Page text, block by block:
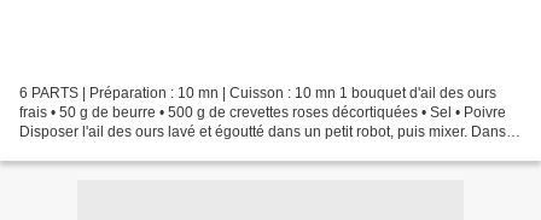
6 PARTS | Préparation : 10 mn | Cuisson : 10 mn 1 bouquet d'ail des ours
frais • 50 g de beurre • 500 g de crevettes roses décortiquées • Sel • Poivre
Disposer l'ail des ours lavé et égoutté dans un petit robot, puis mixer. Dans